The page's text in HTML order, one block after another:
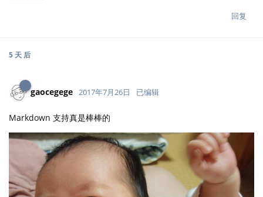
回复
5 天 后
gaocegege 2017年7月26日 已编辑
Markdown 支持真是棒棒的